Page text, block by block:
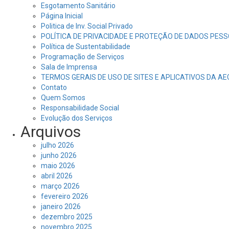
Esgotamento Sanitário
Página Inicial
Politica de Inv. Social Privado
POLÍTICA DE PRIVACIDADE E PROTEÇÃO DE DADOS
Política de Sustentabilidade
Programação de Serviços
Sala de Imprensa
TERMOS GERAIS DE USO DE SITES E APLICATIVOS DA
Contato
Quem Somos
Responsabilidade Social
Evolução dos Serviços
Arquivos
julho 2026
junho 2026
maio 2026
abril 2026
março 2026
fevereiro 2026
janeiro 2026
dezembro 2025
novembro 2025